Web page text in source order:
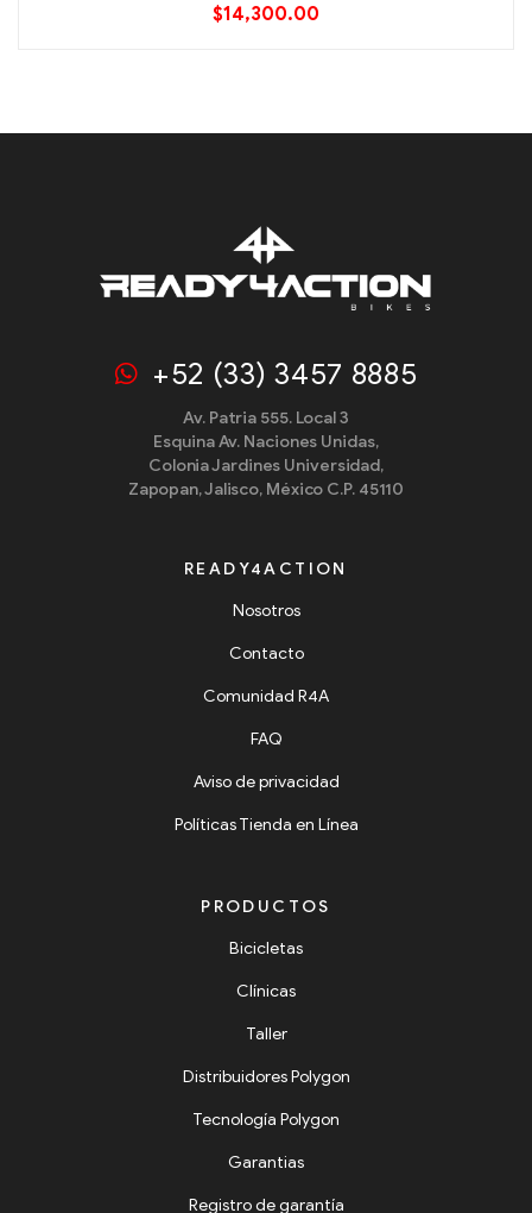
$14,300.00
+52 (33) 3457 8885
Av. Patria 555. Local 3
Esquina Av. Naciones Unidas,
Colonia Jardines Universidad,
Zapopan, Jalisco, México C.P. 45110
READY4ACTION
Nosotros
Contacto
Comunidad R4A
FAQ
Aviso de privacidad
Políticas Tienda en Línea
PRODUCTOS
Bicicletas
Clínicas
Taller
Distribuidores Polygon
Tecnología Polygon
Garantias
Registro de garantía